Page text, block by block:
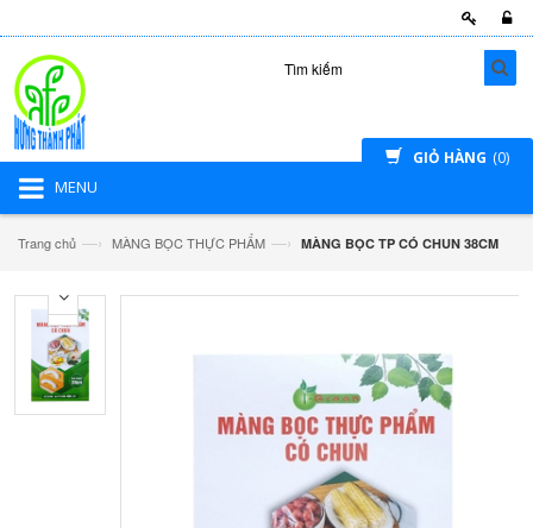
GIỎ HÀNG (0)
MENU
Trang chủ —› MÀNG BỌC THỰC PHẨM —› MÀNG BỌC TP CÓ CHUN 38CM